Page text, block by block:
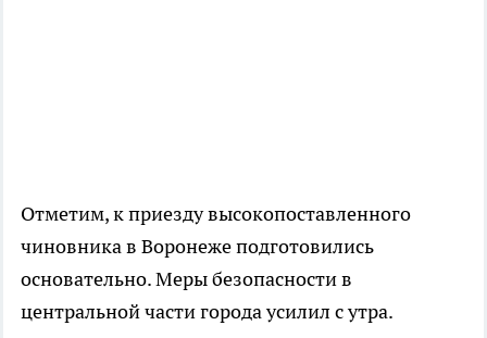
Отметим, к приезду высокопоставленного
чиновника в Воронеже подготовились
основательно. Меры безопасности в
центральной части города усилил с утра.